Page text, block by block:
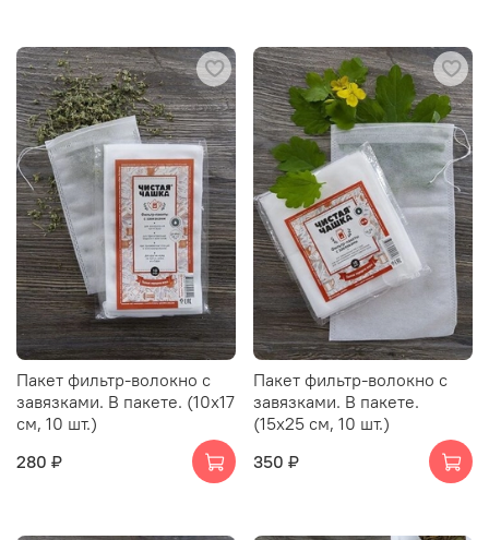
Пакет фильтр-волокно с
завязками. В пакете. (10х17
см, 10 шт.)
280 ₽
Пакет фильтр-волокно с
завязками. В пакете.
(15х25 см, 10 шт.)
350 ₽